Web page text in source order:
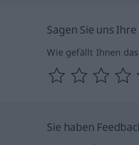
Sagen Sie uns
Wie gefällt Ihnen
Sie haben